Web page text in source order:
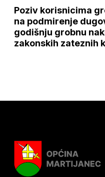
Poziv korisnicima
na podmirenje
godišnju grobnu
zakonskih zateznih